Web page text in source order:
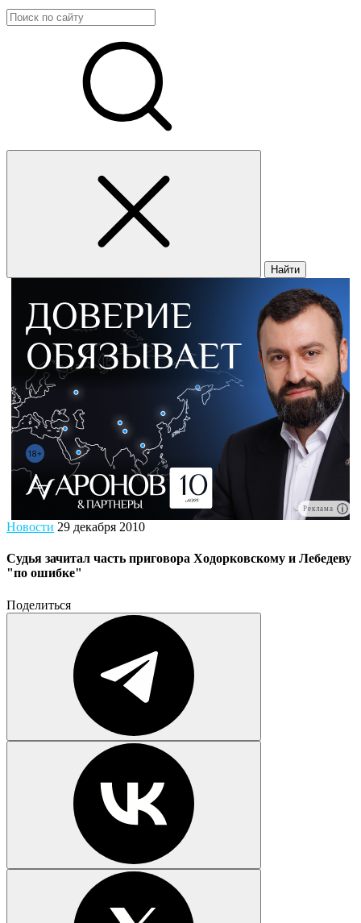
Найти
Реклама
Новости 29 декабря 2010
Судья зачитал часть приговора Ходорковскому и Лебедеву
"по ошибке"
Поделиться